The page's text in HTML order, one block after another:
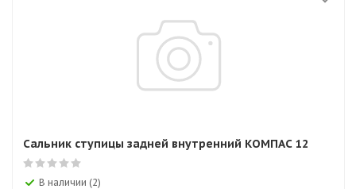
Сальник ступицы задней внутренний КОМПАС 12
В наличии (2)